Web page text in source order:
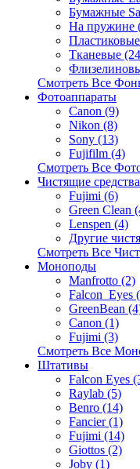
Бумажные
На пружине
Тканевые
Смотреть Все
Фотоаппараты
Canon (9)
Nikon (8)
Sony (13)
Fujifilm (4)
Смотреть Все
Чистящие средства
Fujimi (6)
Green Clean
Lenspen (4)
Другие
Смотреть Все
Моноподы
Manfrotto (2)
Falcon_Eyes
GreenBean
Canon (1)
Fujimi (3)
Смотреть Все
Штативы
Falcon Eyes
Raylab (5)
Benro (14)
Fancier (1)
Fujimi (14)
Giottos (2)
Joby (1)